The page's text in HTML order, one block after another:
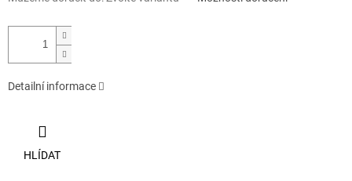
Detailní informace
HLÍDAT